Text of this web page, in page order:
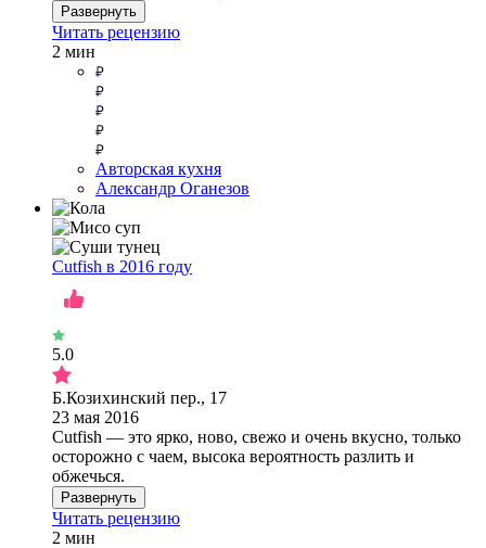
Развернуть
Читать рецензию
2 мин
Авторская кухня
Александр Оганезов
Cutfish в 2016 году
5.0
Б.Козихинский пер., 17
23 мая 2016
Cutfish — это ярко, ново, свежо и очень вкусно, только
осторожно с чаем, высока вероятность разлить и
обжечься.
Развернуть
Читать рецензию
2 мин